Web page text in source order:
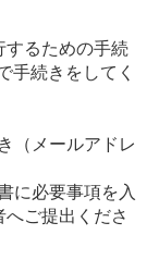
するための手続
手続きをしてく
（メールアドレ
に必要事項を入
ご提出くださ